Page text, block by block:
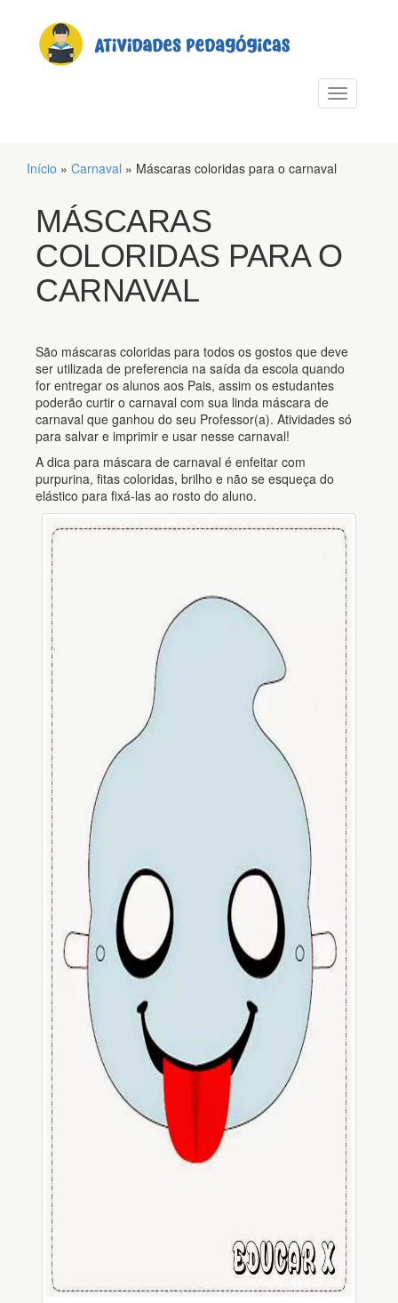
Alternar
Início » Carnaval » Máscaras coloridas para o carnaval
MÁSCARAS
COLORIDAS PARA O
CARNAVAL
São máscaras coloridas para todos os gostos que deve
ser utilizada de preferencia na saída da escola quando
for entregar os alunos aos Pais, assim os estudantes
poderão curtir o carnaval com sua linda máscara de
carnaval que ganhou do seu Professor(a). Atividades só
para salvar e imprimir e usar nesse carnaval!
A dica para máscara de carnaval é enfeitar com
purpurina, fitas coloridas, brilho e não se esqueça do
elástico para fixá-las ao rosto do aluno.